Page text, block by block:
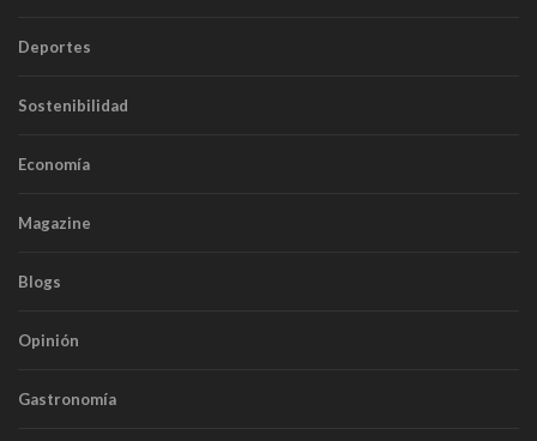
Deportes
Sostenibilidad
Economía
Magazine
Blogs
Opinión
Gastronomía